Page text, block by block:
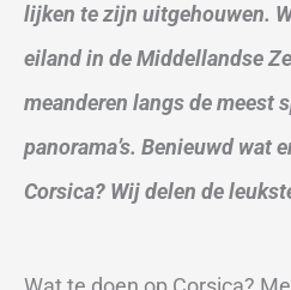
lijken te zijn uitgehouwen.
eiland in de Middellandse
meanderen langs de meest
panorama’s. Benieuwd wat
Corsica? Wij delen de